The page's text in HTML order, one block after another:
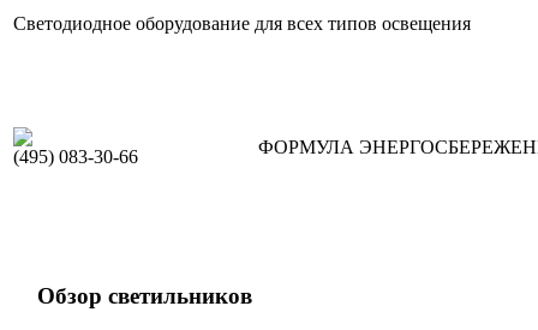
Светодиодное оборудование для всех типов освещения
(495) 083-30-66 ФОРМУЛА
Обзор светильников